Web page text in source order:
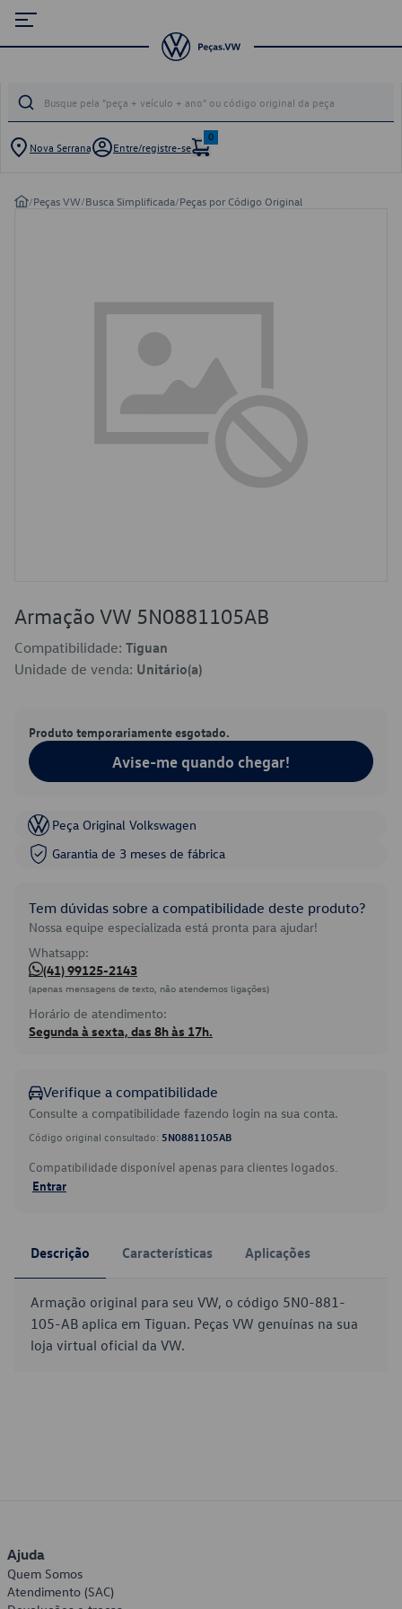
Nova Serrana Entre/registre-se
0
/Peças VW/Busca Simplificada/Peças por Código Original
Armação VW 5N0881105AB
Compatibilidade: Tiguan
Unidade de venda: Unitário(a)
Produto temporariamente esgotado.
Avise-me quando chegar!
Peça Original Volkswagen
Garantia de 3 meses de fábrica
Tem dúvidas sobre a compatibilidade deste produto?
Nossa equipe especializada está pronta para ajudar!
Whatsapp:
(41) 99125-2143
(apenas mensagens de texto, não atendemos ligações)
Horário de atendimento:
Segunda à sexta, das 8h às 17h.
Verifique a compatibilidade
Consulte a compatibilidade fazendo login na sua conta.
Código original consultado: 5N0881105AB
Compatibilidade disponível apenas para clientes logados.
Entrar
Descrição Características Aplicações
Armação original para seu VW, o código 5N0-881-
105-AB aplica em Tiguan. Peças VW genuínas na sua
loja virtual oficial da VW.
Ajuda
Quem Somos
Atendimento (SAC)